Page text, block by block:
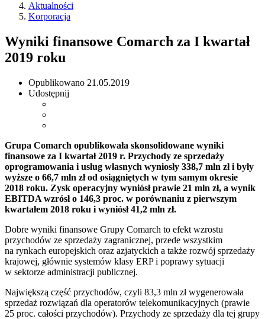
Aktualności
Korporacja
Wyniki finansowe Comarch za I kwartał
2019 roku
Opublikowano 21.05.2019
Udostępnij
Grupa Comarch opublikowała skonsolidowane wyniki
finansowe za I kwartał 2019 r. Przychody ze sprzedaży
oprogramowania i usług własnych wyniosły 338,7 mln zł i były
wyższe o 66,7 mln zł od osiągniętych w tym samym okresie
2018 roku. Zysk operacyjny wyniósł prawie 21 mln zł, a wynik
EBITDA wzrósł o 146,3 proc. w porównaniu z pierwszym
kwartałem 2018 roku i wyniósł 41,2 mln zł.
Dobre wyniki finansowe Grupy Comarch to efekt wzrostu
przychodów ze sprzedaży zagranicznej, przede wszystkim
na rynkach europejskich oraz azjatyckich a także rozwój sprzedaży
krajowej, głównie systemów klasy ERP i poprawy sytuacji
w sektorze administracji publicznej.
Największą część przychodów, czyli 83,3 mln zł wygenerowała
sprzedaż rozwiązań dla operatorów telekomunikacyjnych (prawie
25 proc. całości przychodów). Przychody ze sprzedaży dla tej grupy